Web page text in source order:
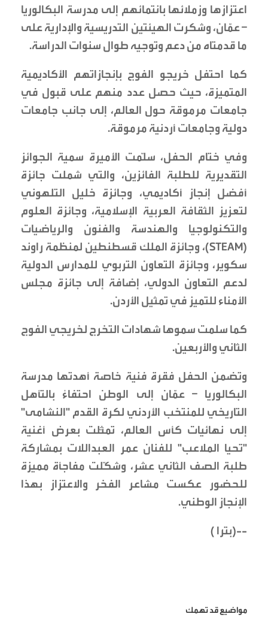
اعتزازها وزملائها بانتمائهم إلى مدرسة البكالوريا
– عمّان، وشكرت الهيئتين التدريسية والإدارية على
ما قدمتاه من دعم وتوجيه طوال سنوات الدراسة.
كما احتفل خريجو الفوج بإنجازاتهم الأكاديمية
المتميزة، حيث حصل عدد منهم على قبول في
جامعات مرموقة حول العالم، إلى جانب جامعات
دولية وجامعات أردنية مرموقة.
وفي ختام الحفل، سلّمت الأميرة سمية الجوائز
التقديرية للطلبة الفائزين، والتي شملت جائزة
أفضل إنجاز أكاديمي، وجائزة خليل التلهوني
لتعزيز الثقافة العربية الإسلامية، وجائزة العلوم
والتكنولوجيا والهندسة والفنون والرياضيات
(STEAM)، وجائزة الملك قسطنطين لمنظمة راوند
سكوير، وجائزة التعاون التربوي للمدارس الدولية
لدعم التعاون الدولي، إضافة إلى جائزة مجلس
الأمناء للتميز في تمثيل الأردن.
كما سلمت سموها شهادات التخرج لخريجي الفوج
الثاني والأربعين.
وتضمن الحفل فقرة فنية خاصة أهدتها مدرسة
البكالوريا – عمّان إلى الوطن احتفاءً بالتأهل
التاريخي للمنتخب الأردني لكرة القدم "النشامى"
إلى نهائيات كأس العالم، تمثّلت بعرض أغنية
"تحيا الملاعب" للفنان عمر العبداللات بمشاركة
طلبة الصف الثاني عشر، وشكّلت مفاجأة مميزة
للحضور عكست مشاعر الفخر والاعتزاز بهذا
الإنجاز الوطني.
--(بترا )
مواضيع قد تهمك